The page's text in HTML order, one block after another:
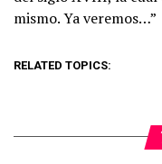
mismo. Ya veremos…”
RELATED TOPICS: